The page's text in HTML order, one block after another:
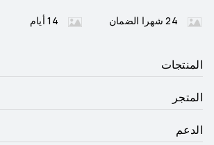
24 شهرا الضمان 14 أيام
المنتجات
المتجر
الدعم